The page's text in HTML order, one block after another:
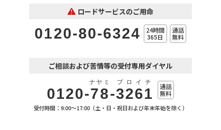
ロードサービスのご用命
0120-80-6324
24時間
365日
通話
無料
ご相談および苦情等の受付専用ダイヤル
0120-78
ナヤミ
-3261
プロイチ
通話
無料
受付時間：9:00～17:00（土・日・祝日および年末年始を除く）